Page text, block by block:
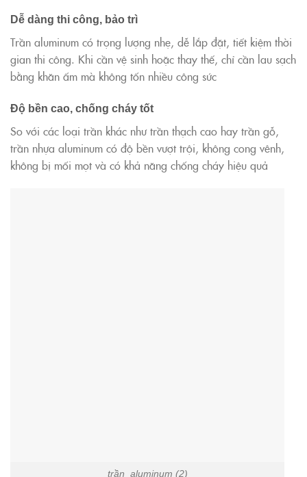
Dễ dàng thi công, bảo trì
Trần aluminum có trọng lượng nhẹ, dễ lắp đặt, tiết kiệm thời
gian thi công. Khi cần vệ sinh hoặc thay thế, chỉ cần lau sạch
bằng khăn ấm mà không tốn nhiều công sức
Độ bền cao, chống cháy tốt
So với các loại trần khác như trần thạch cao hay trần gỗ,
trần nhựa aluminum có độ bền vượt trội, không cong vênh,
không bị mối mọt và có khả năng chống cháy hiệu quả
trần aluminum (2)